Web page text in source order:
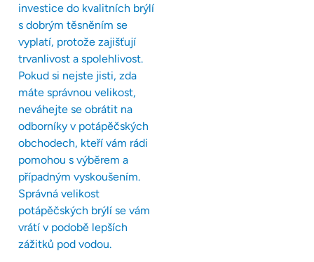
investice do kvalitních brýlí
s dobrým těsněním se
vyplatí, protože zajišťují
trvanlivost a spolehlivost.
Pokud si nejste jisti, zda
máte správnou velikost,
neváhejte se obrátit na
odborníky v potápěčských
obchodech, kteří vám rádi
pomohou s výběrem a
případným vyskoušením.
Správná velikost
potápěčských brýlí se vám
vrátí v podobě lepších
zážitků pod vodou.